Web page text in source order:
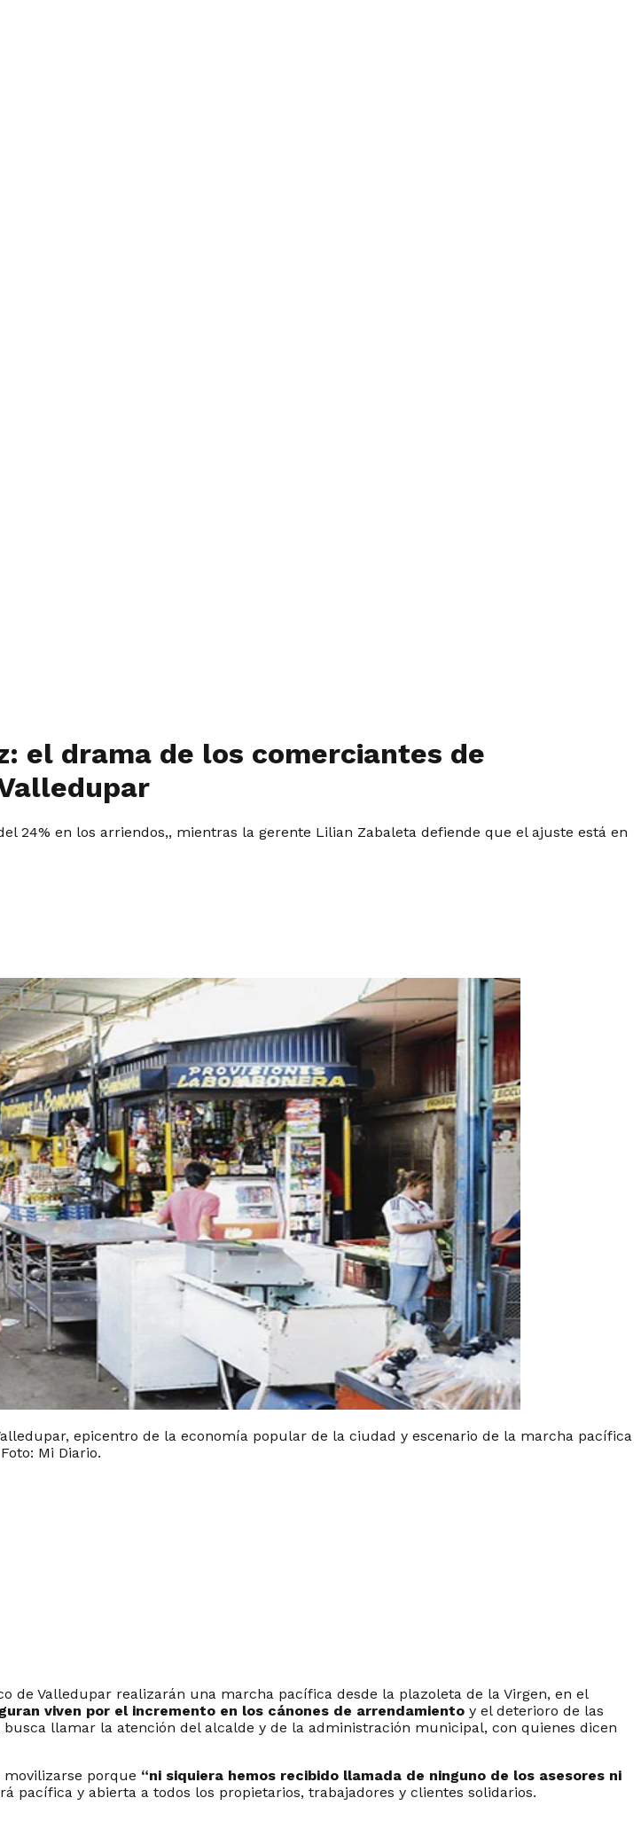
el drama de los comerciantes de
24% en los arriendos,, mientras la gerente Lilian Zabaleta defiende que el ajuste está en
epicentro de la economía popular de la ciudad y escenario de la marcha pacífica
Mi Diario.
de Valledupar realizarán una marcha pacífica desde la plazoleta de la Virgen, en el
viven por el incremento en los cánones de arrendamiento y el deterioro de las
llamar la atención del alcalde y de la administración municipal, con quienes dicen
movilizarse porque “ni siquiera hemos recibido llamada de ninguno de los asesores ni
pacífica y abierta a todos los propietarios, trabajadores y clientes solidarios.